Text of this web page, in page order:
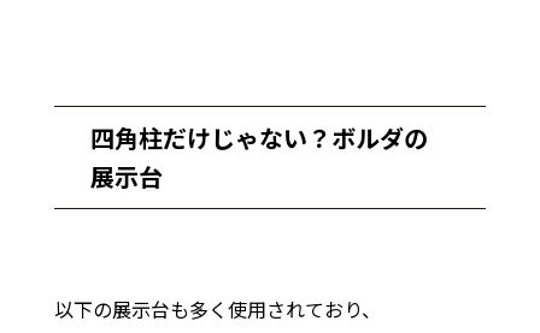
四角柱だけじゃない？ボルダの
展示台
以下の展示台も多く使用されており、